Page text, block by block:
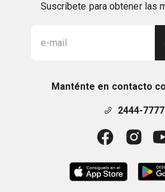
Suscríbete para obtener las
Manténte en contacto
2444-7777